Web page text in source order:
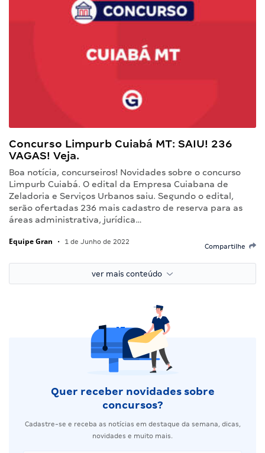
Concurso Limpurb Cuiabá MT: SAIU! 236
VAGAS! Veja.
Boa notícia, concurseiros! Novidades sobre o concurso
Limpurb Cuiabá. O edital da Empresa Cuiabana de
Zeladoria e Serviços Urbanos saiu. Segundo o edital,
serão ofertadas 236 mais cadastro de reserva para as
áreas administrativa, jurídica…
Equipe Gran • 1 de Junho de 2022
Compartilhe
ver mais conteúdo
Quer receber novidades sobre
concursos?
Cadastre-se e receba as notícias em destaque da semana, dicas,
novidades e muito mais.